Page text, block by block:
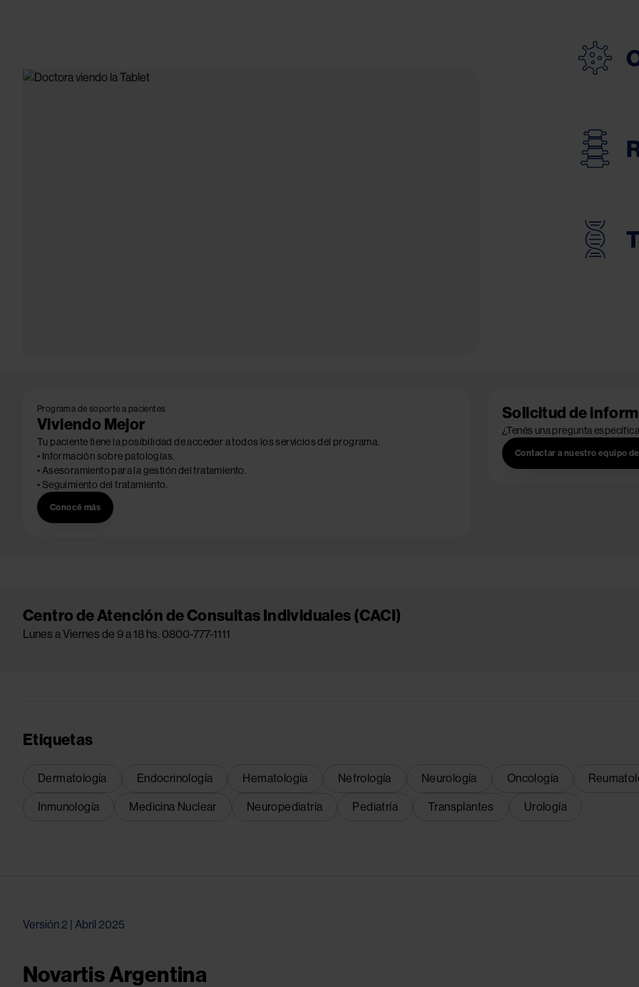
Programa de soporte a pacientes
Viviendo Mejor
Tu paciente tiene la posibilidad de acceder a todos los servicios del programa.
• Información sobre patologías.
• Asesoramiento para la gestión del tratamiento.
• Seguimiento del tratamiento.
Conocé más
Solicitud de
¿Tenés una pregunta
Contactar a nuestro equipo
Centro de Atención de Consultas Individuales (CACI)
Lunes a Viernes de 9 a 18 hs. 0800-777-1111
Etiquetas
Dermatología Endocrinología Hematología Nefrología Neurología Oncología
Inmunología Medicina Nuclear Neuropediatría Pediatría Transplantes Urología
Versión 2 | Abril 2025
Novartis Argentina